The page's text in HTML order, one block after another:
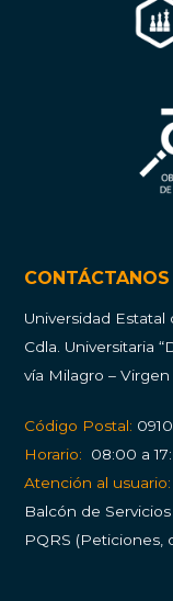
CONTÁCTANOS
Universidad Estatal
Cdla. Universitaria
vía Milagro –
Código Postal:
Horario:
08:00 a
Atención al usuario:
Balcón de Servicios
PQRS (Peticiones,